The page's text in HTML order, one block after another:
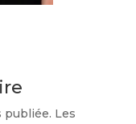
publiée. Les